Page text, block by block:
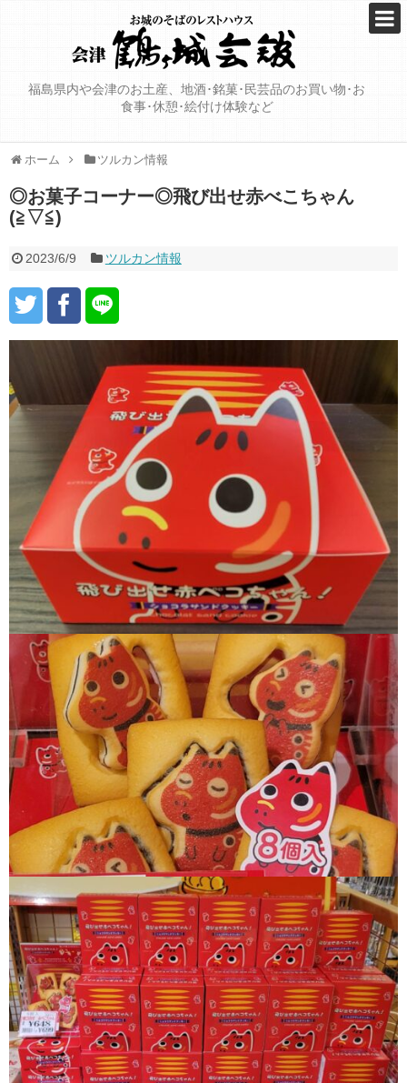
福島県内や会津のお土産、地酒･銘菓･民芸品のお買い物･お
食事･休憩･絵付け体験など
ホーム ツルカン情報
◎お菓子コーナー◎飛び出せ赤べこちゃん
(≧▽≦)
2023/6/9 ツルカン情報